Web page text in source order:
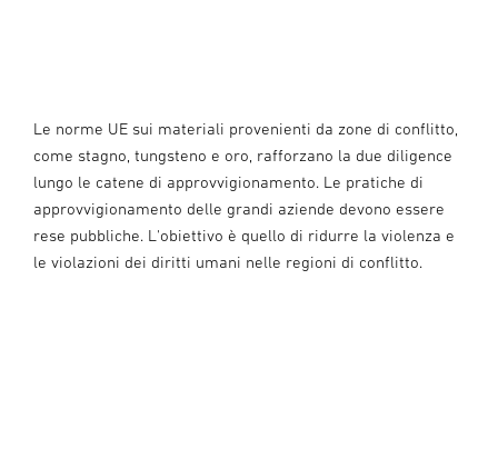
Le norme UE sui materiali provenienti da zone di conflitto,
come stagno, tungsteno e oro, rafforzano la due diligence
lungo le catene di approvvigionamento. Le pratiche di
approvvigionamento delle grandi aziende devono essere
rese pubbliche. L'obiettivo è quello di ridurre la violenza e
le violazioni dei diritti umani nelle regioni di conflitto.